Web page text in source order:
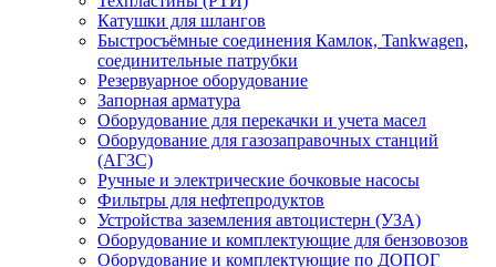
Катушки для шлангов
Быстросъёмные соединения Камлок, Tankwagen,
соединительные патрубки
Резервуарное оборудование
Запорная арматура
Оборудование для перекачки и учета масел
Оборудование для газозаправочных станций
(АГЗС)
Ручные и электрические бочковые насосы
Фильтры для нефтепродуктов
Устройства заземления автоцистерн (УЗА)
Оборудование и комплектующие для бензовозов
Оборудование и комплектующие по ДОПОГ